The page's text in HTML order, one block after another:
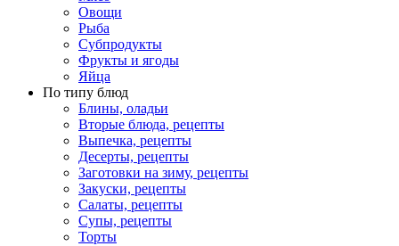
Овощи
Рыба
Субпродукты
Фрукты и ягоды
Яйца
По типу блюд
Блины, оладьи
Вторые блюда, рецепты
Выпечка, рецепты
Десерты, рецепты
Заготовки на зиму, рецепты
Закуски, рецепты
Салаты, рецепты
Супы, рецепты
Торты